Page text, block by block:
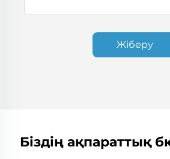
Жіберу
Біздің ақпараттық